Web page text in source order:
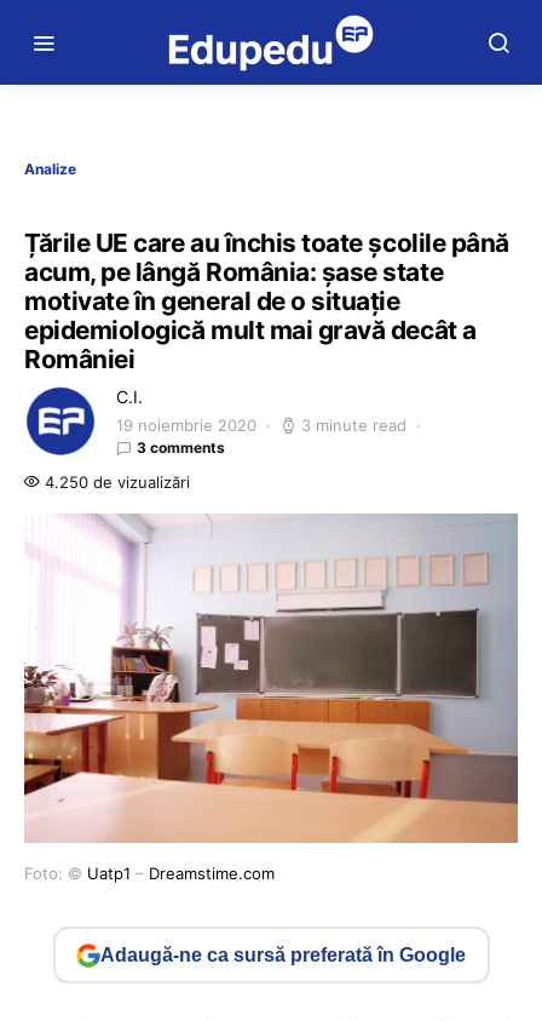
Analize
Țările UE care au închis toate școlile până
acum, pe lângă România: șase state
motivate în general de o situație
epidemiologică mult mai gravă decât a
României
C.I.
19 noiembrie 2020 3 minute read
3 comments
4.250 de vizualizări
Foto: © Uatp1 – Dreamstime.com
Adaugă-ne ca sursă preferată în Google